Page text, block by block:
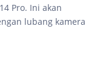
Pro. Ini akan
lubang kamera